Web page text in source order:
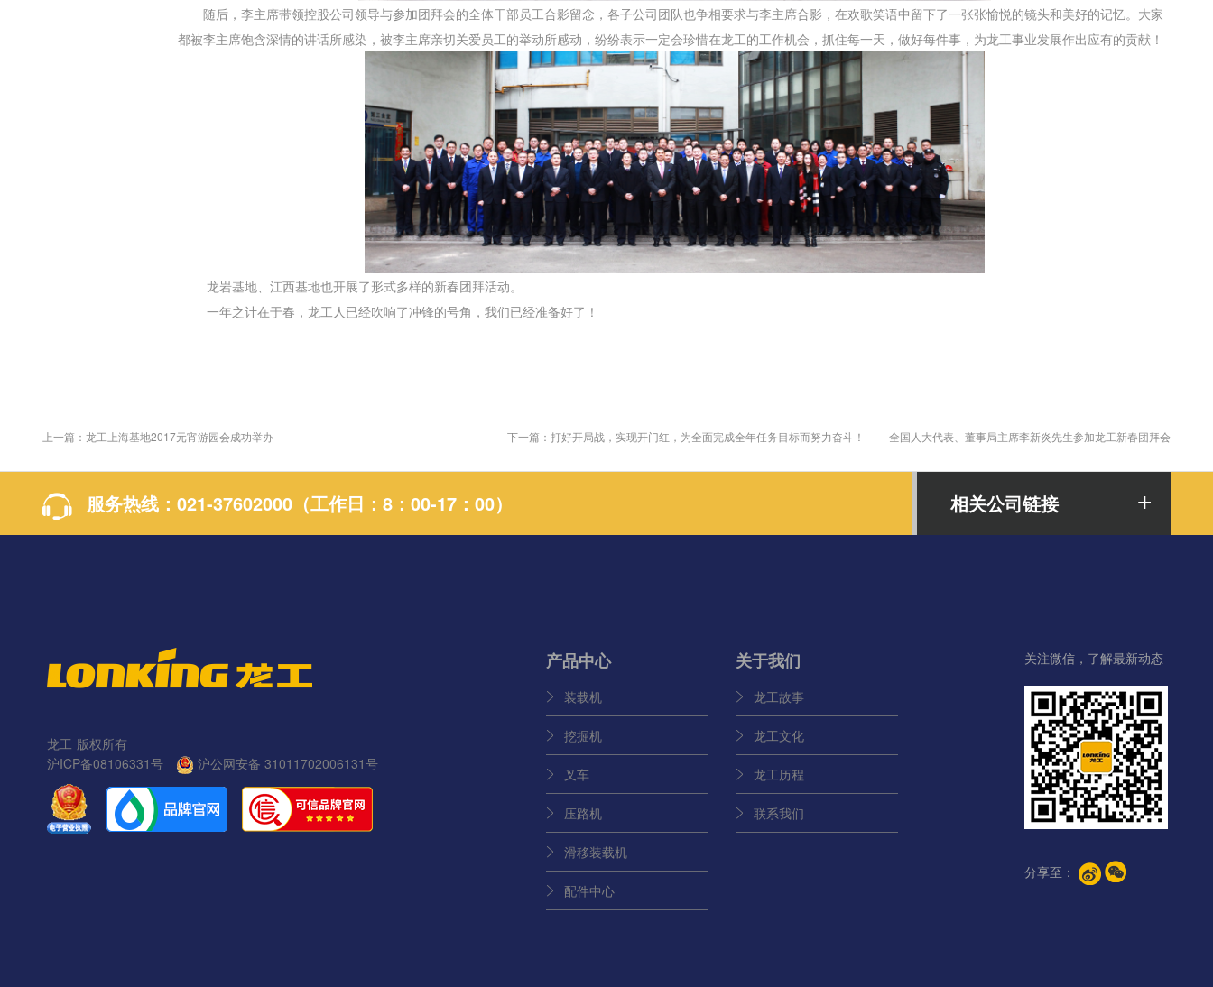
随后，李主席带领控股公司领导与参加团拜会的全体干部员工合影留念，各子公司团队也争相要求与李主席合影，在欢歌笑语中留下了一张张愉悦的镜头和美好的记忆。大家
都被李主席饱含深情的讲话所感染，被李主席亲切关爱员工的举动所感动，纷纷表示一定会珍惜在龙工的工作机会，抓住每一天，做好每件事，为龙工事业发展作出应有的贡献！
龙岩基地、江西基地也开展了形式多样的新春团拜活动。
一年之计在于春， 龙工 人已经吹响了冲锋的号角，我们已经准备好了！
上一篇：龙工上海基地2017元宵游园会成功举办 下一篇：打好开局战，实现开门红，为全面完成全年任务目标而努力奋斗！ ——全国人大代表、董事局主席李新炎先生参加龙工新春团拜会
服务热线： 021-37602000 （工作日：8：00-17：00） 相关公司链接
龙工 版权所有
沪ICP备08106331号
沪公网安备 31011702006131号
产品中心
装载机
挖掘机
叉车
压路机
滑移装载机
配件中心
关于我们
龙工故事
龙工文化
龙工历程
联系我们
关注微信，了解最新动态
分享至：